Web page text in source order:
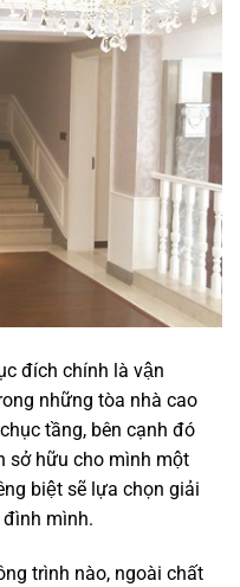
đích chính là vận
những tòa nhà cao
tầng, bên cạnh đó
sở hữu cho mình một
biệt sẽ lựa chọn giải
mình.
trình nào, ngoài chất